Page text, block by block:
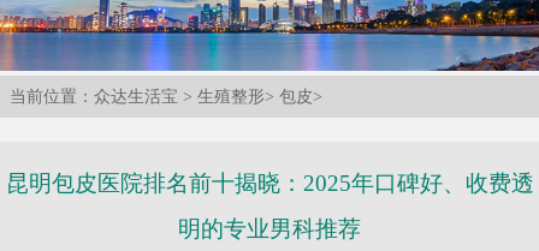
当前位置： 众达生活宝 > 生殖整形> 包皮>
昆明包皮医院排名前十揭晓：2025年口碑好、收费透
明的专业男科推荐